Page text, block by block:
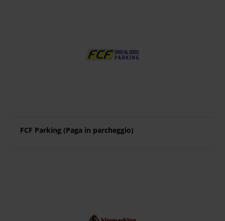
FCF Parking (Paga in parcheggio)